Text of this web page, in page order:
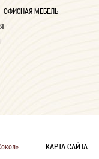
ОФИСНАЯ МЕБЕЛЬ
КАРТА САЙТА